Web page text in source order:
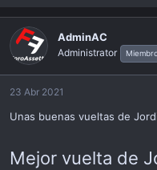
AdminAC
Administrator
23 Abr 2021
Unas buenas vueltas de
Mejor vuelta de